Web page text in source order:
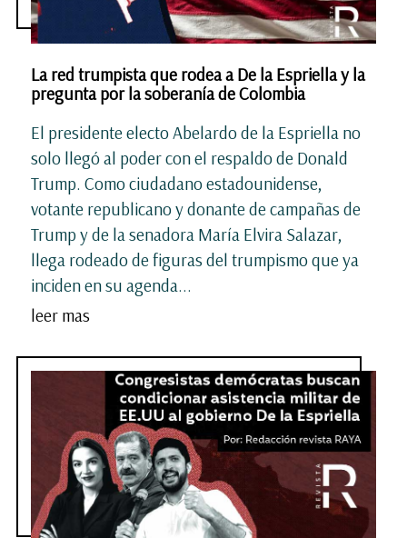
La red trumpista que rodea a De la Espriella y la
pregunta por la soberanía de Colombia
El presidente electo Abelardo de la Espriella no
solo llegó al poder con el respaldo de Donald
Trump. Como ciudadano estadounidense,
votante republicano y donante de campañas de
Trump y de la senadora María Elvira Salazar,
llega rodeado de figuras del trumpismo que ya
inciden en su agenda...
leer mas